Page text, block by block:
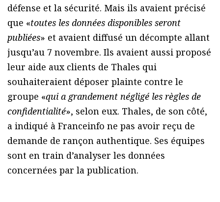
défense et la sécurité. Mais ils avaient précisé
que «toutes les données disponibles seront
publiées» et avaient diffusé un décompte allant
jusqu’au 7 novembre. Ils avaient aussi proposé
leur aide aux clients de Thales qui
souhaiteraient déposer plainte contre le
groupe «qui a grandement négligé les règles de
confidentialité», selon eux. Thales, de son côté,
a indiqué à Franceinfo ne pas avoir reçu de
demande de rançon authentique. Ses équipes
sont en train d’analyser les données
concernées par la publication.